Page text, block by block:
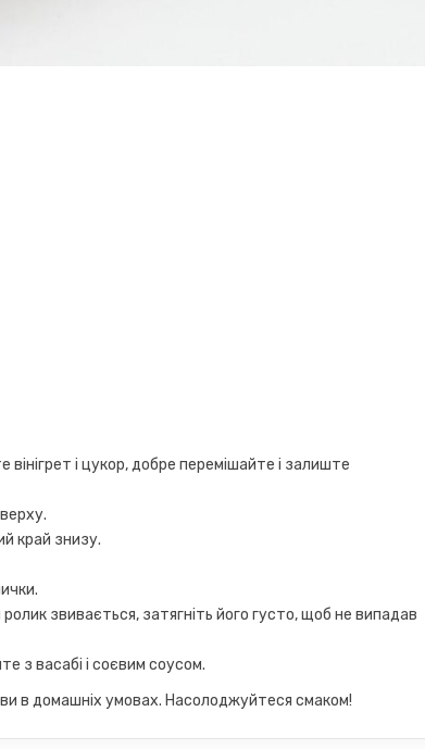
вінігрет і цукор, добре перемішайте і залиште
край знизу.
звивається, затягніть його густо, щоб не випадав
з васабі і соєвим соусом.
в домашніх умовах. Насолоджуйтеся смаком!